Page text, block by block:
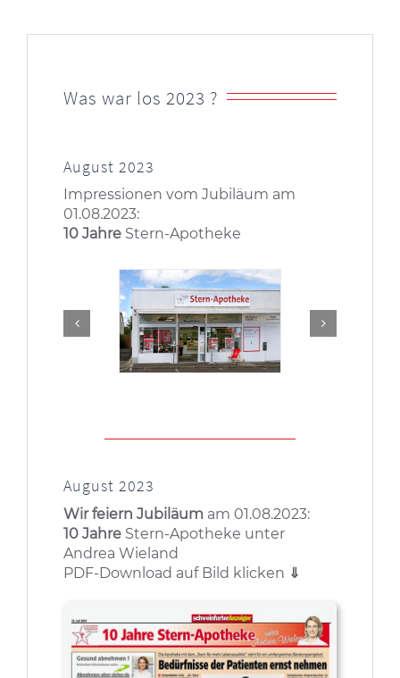
Was war los 2023 ?
August 2023
Impressionen vom Jubiläum am
01.08.2023:
10 Jahre Stern-Apotheke
August 2023
Wir feiern Jubiläum am 01.08.2023:
10 Jahre Stern-Apotheke unter
Andrea Wieland
PDF-Download auf Bild klicken ⇓